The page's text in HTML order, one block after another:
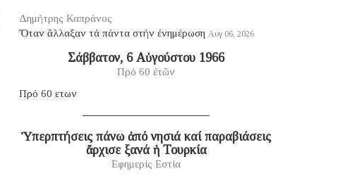
Δημήτρης Καπράνος
Ὅταν ἄλλαξαν τά πάντα στήν ἐνημέρωση Αυγ 06, 2026
Σάββατον, 6 Αὐγούστου 1966
Πρό 60 ἐτῶν
Πρό 60 ετων
Ὑπερπτήσεις πάνω ἀπό νησιά καί παραβιάσεις
ἄρχισε ξανά ἡ Τουρκία
Εφημερίς Εστία